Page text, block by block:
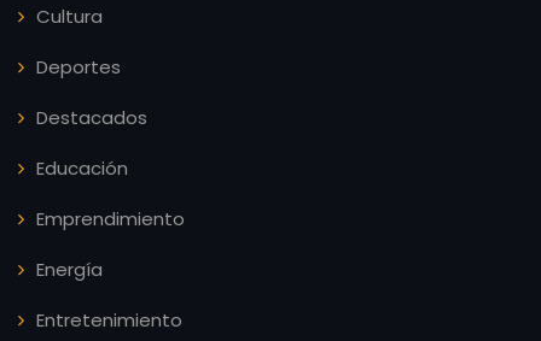
Cultura
Deportes
Destacados
Educación
Emprendimiento
Energía
Entretenimiento